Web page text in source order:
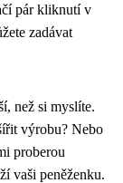
pár kliknutí v
zadávat
než si myslíte.
výrobu? Nebo
proberou
vaši peněženku.